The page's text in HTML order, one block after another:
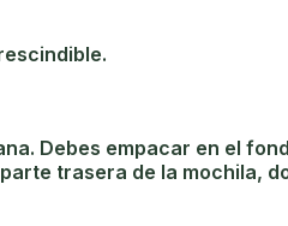
Debes empacar en el
trasera de la mochila,